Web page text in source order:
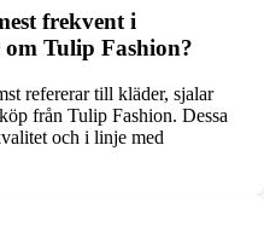
frekvent i
Tulip Fashion?
refererar till kläder, sjalar
från Tulip Fashion. Dessa
och i linje med